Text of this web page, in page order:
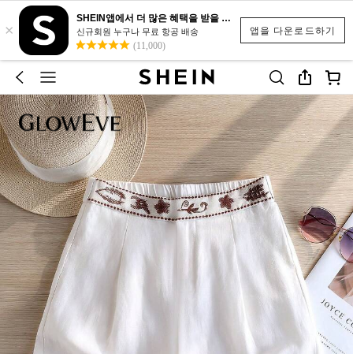
앱을 다운로드하기
×
SHEIN앱에서 더 많은 혜택을 받을 수 있어요.
신규회원 누구나 무료 항공 배송
(11,000)